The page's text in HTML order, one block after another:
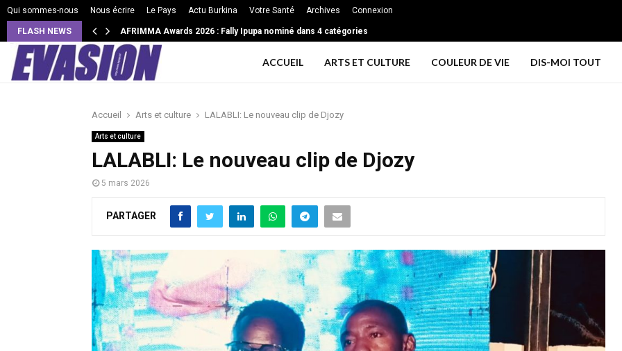
Qui sommes-nous Nous écrire Le Pays Actu Burkina Votre Santé Archives Connexion
FLASH NEWS AFRIMMA Awards 2026 : Fally Ipupa nominé dans 4 catégories
ACCUEIL ARTS ET CULTURE COULEUR DE VIE DIS-MOI TOUT
Accueil Arts et culture LALABLI: Le nouveau clip de Djozy
Arts et culture
LALABLI: Le nouveau clip de Djozy
5 mars 2026
PARTAGER